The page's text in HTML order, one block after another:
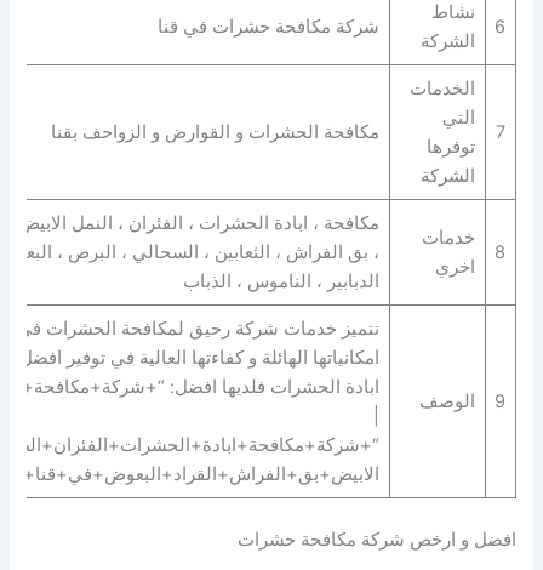
6
نشاط
الشركة
شركة مكافحة حشرات في قنا
7
الخدمات
التي
توفرها
الشركة
مكافحة الحشرات و القوارض و الزواحف بقنا
8
خدمات
اخري
مكافحة ، ابادة الحشرات ، الفئران ، النمل الابيض ،
، بق الفراش ، الثعابين ، السحالي ، البرص ،
الدبابير ، الناموس ، الذباب
9 الوصف
تتميز خدمات شركة رحيق لمكافحة الحشرات في
امكانياتها الهائلة و كفاءتها العالية في توفير
ابادة الحشرات فلديها افضل:
الابيض+بق+الفراش+القراد+البعوض+في+قنا+”
افضل و ارخص شركة مكافحة حشرات